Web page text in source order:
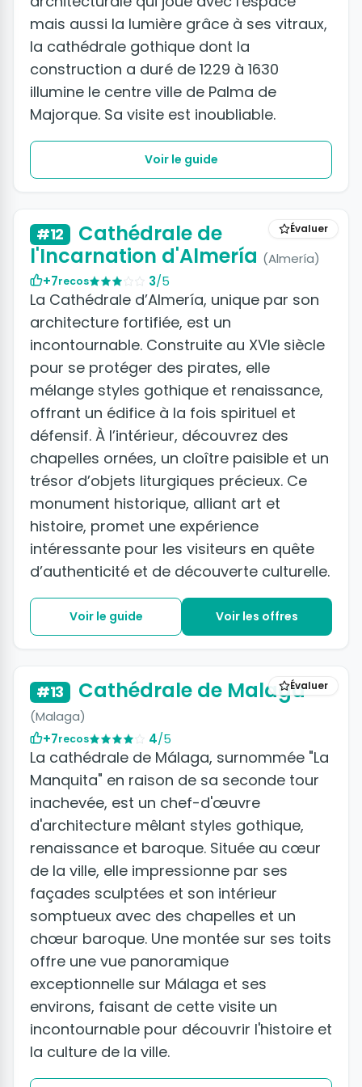
mais aussi la lumière grâce à ses vitraux,
la cathédrale gothique dont la
construction a duré de 1229 à 1630
illumine le centre ville de Palma de
Majorque. Sa visite est inoubliable.
Voir le guide
Évaluer
#12
Cathédrale de
l'Incarnation d'Almería (Almería)
+7recos 3/5
La Cathédrale d’Almería, unique par son
architecture fortifiée, est un
incontournable. Construite au XVIe siècle
pour se protéger des pirates, elle
mélange styles gothique et renaissance,
offrant un édifice à la fois spirituel et
défensif. À l’intérieur, découvrez des
chapelles ornées, un cloître paisible et un
trésor d’objets liturgiques précieux. Ce
monument historique, alliant art et
histoire, promet une expérience
intéressante pour les visiteurs en quête
d’authenticité et de découverte culturelle.
Voir le guide Voir les offres
Évaluer
#13 Cathédrale de Malaga
(Malaga)
+7recos 4/5
La cathédrale de Málaga, surnommée "La
Manquita" en raison de sa seconde tour
inachevée, est un chef-d'œuvre
d'architecture mêlant styles gothique,
renaissance et baroque. Située au cœur
de la ville, elle impressionne par ses
façades sculptées et son intérieur
somptueux avec des chapelles et un
chœur baroque. Une montée sur ses toits
offre une vue panoramique
exceptionnelle sur Málaga et ses
environs, faisant de cette visite un
incontournable pour découvrir l'histoire et
la culture de la ville.